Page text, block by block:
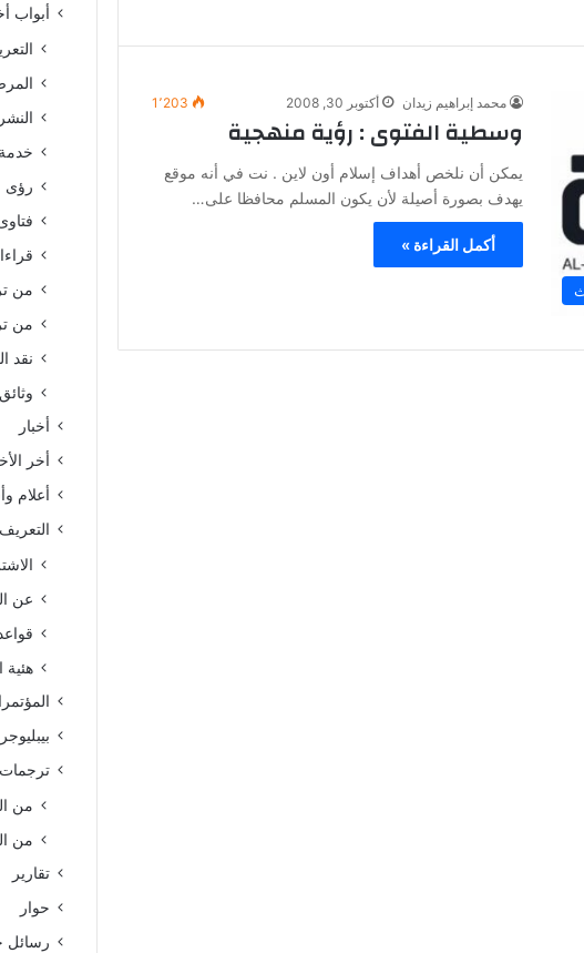
محمد إبراهيم زيدان أكتوبر 30, 2008 1٬203
وسطية الفتوى : رؤية منهجية
يمكن أن نلخص أهداف إسلام أون لاين . نت في أنه موقع
يهدف بصورة أصيلة لأن يكون المسلم محافظا على…
أكمل القراءة »
أبواب
رؤى
من
من
نقد
وثائق
أخبار
أخر
أعلام
عن
هئية
ترجمات
من
من
تقارير
حوار
رسائل